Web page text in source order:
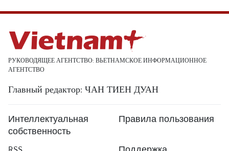
РУКОВОДЯЩЕЕ АГЕНТСТВО: ВЬЕТНАМСКОЕ ИНФОРМАЦИОННОЕ
АГЕНТСТВО
Главный редактор: ЧАН ТИЕН ДУАН
Интеллектуальная
собственность
Правила пользования